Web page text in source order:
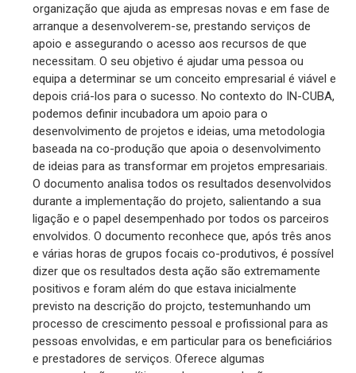
organização que ajuda as empresas novas e em fase de
arranque a desenvolverem-se, prestando serviços de
apoio e assegurando o acesso aos recursos de que
necessitam. O seu objetivo é ajudar uma pessoa ou
equipa a determinar se um conceito empresarial é viável e
depois criá-los para o sucesso. No contexto do IN-CUBA,
podemos definir incubadora um apoio para o
desenvolvimento de projetos e ideias, uma metodologia
baseada na co-produção que apoia o desenvolvimento
de ideias para as transformar em projetos empresariais.
O documento analisa todos os resultados desenvolvidos
durante a implementação do projeto, salientando a sua
ligação e o papel desempenhado por todos os parceiros
envolvidos. O documento reconhece que, após três anos
e várias horas de grupos focais co-produtivos, é possível
dizer que os resultados desta ação são extremamente
positivos e foram além do que estava inicialmente
previsto na descrição do projcto, testemunhando um
processo de crescimento pessoal e profissional para as
pessoas envolvidas, e em particular para os beneficiários
e prestadores de serviços. Oferece algumas